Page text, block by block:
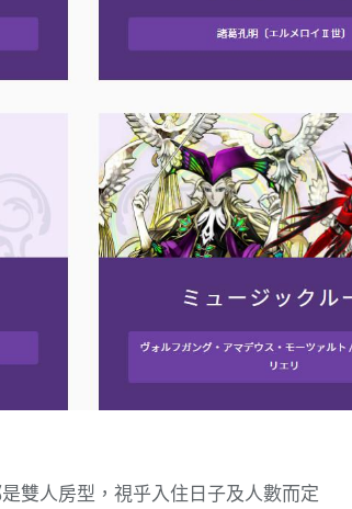
雙人房型，視乎入住日子及人數而定